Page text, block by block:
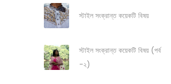
স্টাইল সংক্রান্ত কয়েকটি বিষয়
স্টাইল সংক্রান্ত কয়েকটি বিষয় (পর্ব
-২)